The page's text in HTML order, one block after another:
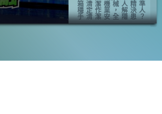
箱清潔機械人精準
穩定作業，解決人
手清潔安全隱患？